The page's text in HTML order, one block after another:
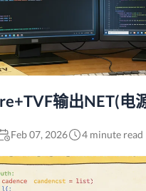
输出NET(电
Feb 07, 2026 4 minute read